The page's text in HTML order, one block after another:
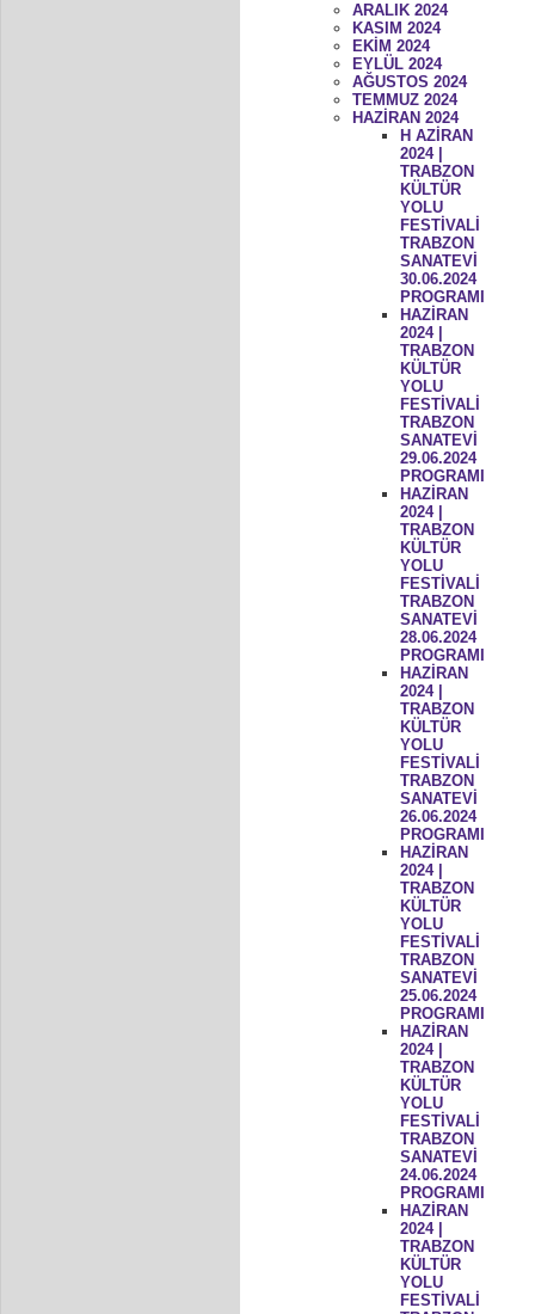
ARALIK 2024
KASIM 2024
EKİM 2024
EYLÜL 2024
AĞUSTOS 2024
TEMMUZ 2024
HAZİRAN 2024
H AZİRAN
2024 |
TRABZON
KÜLTÜR
YOLU
FESTİVALİ
TRABZON
SANATEVİ
30.06.2024
PROGRAMI
HAZİRAN
2024 |
TRABZON
KÜLTÜR
YOLU
FESTİVALİ
TRABZON
SANATEVİ
29.06.2024
PROGRAMI
HAZİRAN
2024 |
TRABZON
KÜLTÜR
YOLU
FESTİVALİ
TRABZON
SANATEVİ
28.06.2024
PROGRAMI
HAZİRAN
2024 |
TRABZON
KÜLTÜR
YOLU
FESTİVALİ
TRABZON
SANATEVİ
26.06.2024
PROGRAMI
HAZİRAN
2024 |
TRABZON
KÜLTÜR
YOLU
FESTİVALİ
TRABZON
SANATEVİ
25.06.2024
PROGRAMI
HAZİRAN
2024 |
TRABZON
KÜLTÜR
YOLU
FESTİVALİ
TRABZON
SANATEVİ
24.06.2024
PROGRAMI
HAZİRAN
2024 |
TRABZON
KÜLTÜR
YOLU
FESTİVALİ